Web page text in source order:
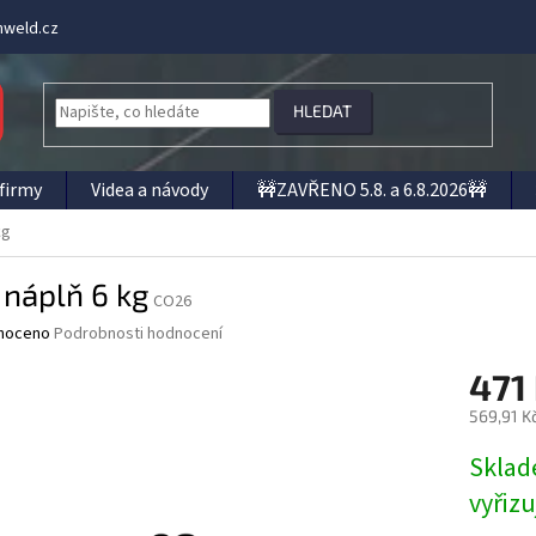
HLEDAT
Videa a návody 🚧ZAVŘENO 5.8. a 6.8.2026🚧
náplň 6 kg CO26
Podrobnosti hodnocení
471
569,91
cena: